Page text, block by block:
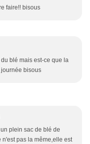
faire!! bisous
blé mais est-ce que la
bisous
plein sac de blé de
pas la même,elle est